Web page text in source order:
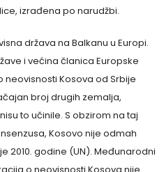
izrađena po narudžbi.
država na Balkanu u Europi.
i većina članica Europske
neovisnosti Kosova od Srbije
broj drugih zemalja,
to učinile. S obzirom na taj
Kosovo nije odmah
2010. godine (UN). Međunarodni